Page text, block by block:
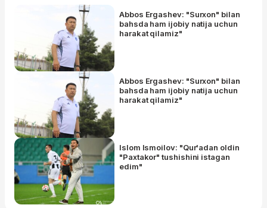
Abbos Ergashev: "Surxon" bilan
bahsda ham ijobiy natija uchun
harakat qilamiz"
Abbos Ergashev: "Surxon" bilan
bahsda ham ijobiy natija uchun
harakat qilamiz"
Islom Ismoilov: "Qur'adan oldin
"Paxtakor" tushishini istagan
edim"